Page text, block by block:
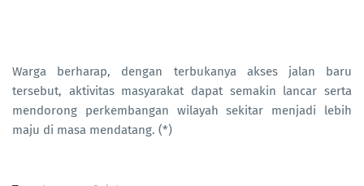
Warga berharap, dengan terbukanya akses jalan baru
tersebut, aktivitas masyarakat dapat semakin lancar serta
mendorong perkembangan wilayah sekitar menjadi lebih
maju di masa mendatang. (*)